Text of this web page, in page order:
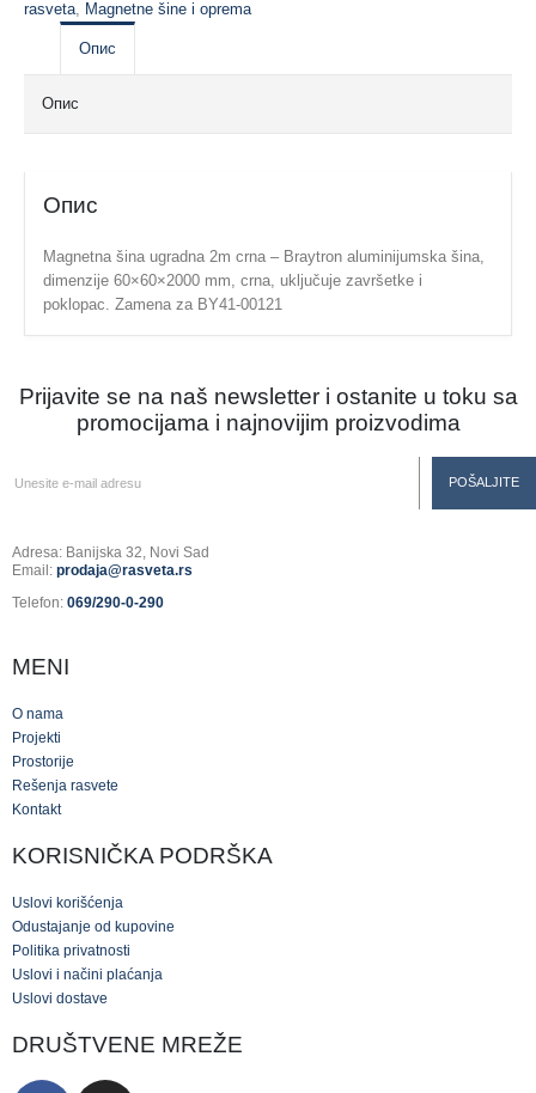
rasveta
Magnetne šine i oprema
Опис
Опис
Опис
Magnetna šina ugradna 2m crna – Braytron aluminijumska šina,
dimenzije 60×60×2000 mm, crna, uključuje završetke i
poklopac. Zamena za BY41-00121
Prijavite se na naš newsletter i ostanite u toku sa
promocijama i najnovijim proizvodima
Adresa: Banijska 32, Novi Sad
Email: prodaja@rasveta.rs
Telefon: 069/290-0-290
MENI
O nama
Projekti
Prostorije
Rešenja rasvete
Kontakt
KORISNIČKA PODRŠKA
Uslovi korišćenja
Odustajanje od kupovine
Politika privatnosti
Uslovi i načini plaćanja
Uslovi dostave
DRUŠTVENE MREŽE